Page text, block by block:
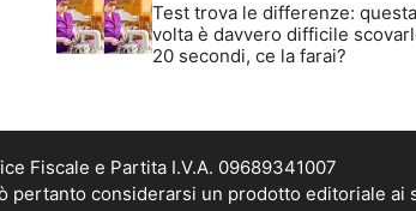
Test trova le differenze: questa
volta è davvero difficile
20 secondi, ce la farai?
Fiscale e Partita I.V.A. 09689341007
pertanto considerarsi un prodotto editoriale ai